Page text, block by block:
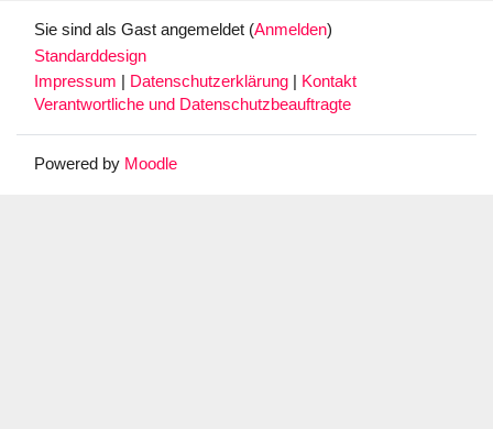
Sie sind als Gast angemeldet (Anmelden)
Standarddesign
Impressum
Datenschutzerklärung
Kontakt
Verantwortliche und Datenschutzbeauftragte
Powered by Moodle